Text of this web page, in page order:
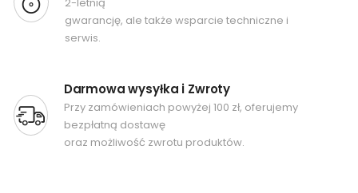
gwarancję, ale także wsparcie techniczne i
serwis.
Darmowa wysyłka i Zwroty
Przy zamówieniach powyżej 100 zł, oferujemy
bezpłatną dostawę
oraz możliwość zwrotu produktów.